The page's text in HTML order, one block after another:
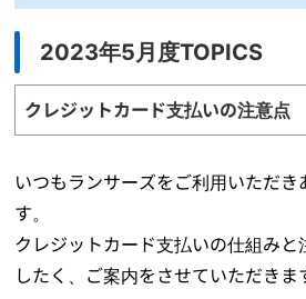
2023年5月度TOPICS
クレジットカード支払いの注意点
いつもランサーズをご利用いただき
す。
クレジットカード支払いの仕組みと
したく、ご案内をさせていただきま